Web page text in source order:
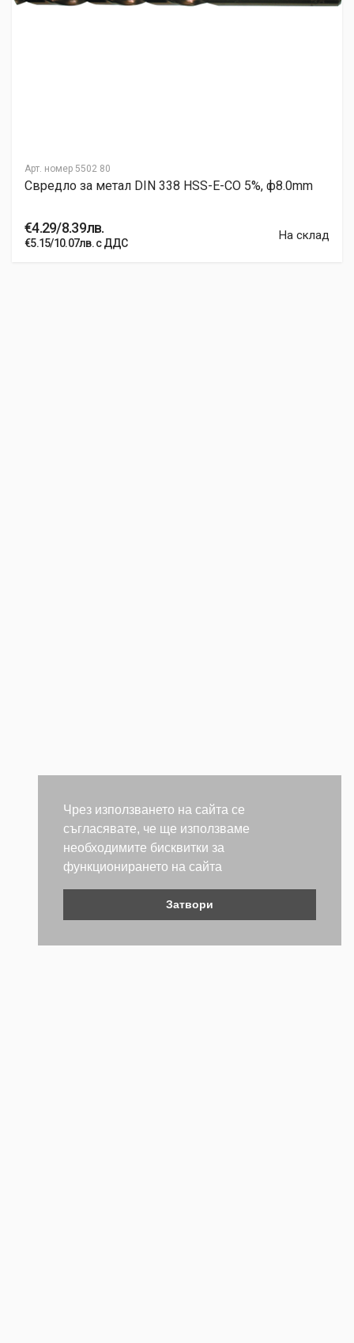
Чрез използването на сайта се
съгласявате, че ще използваме
необходимите бисквитки за
функционирането на сайта
Затвори
Арт. номер 5502 80
Свредло за метал DIN 338 HSS-E-CO 5%, ф8.0mm
€4.29/8.39лв.
€5.15/10.07лв. с ДДС
На склад